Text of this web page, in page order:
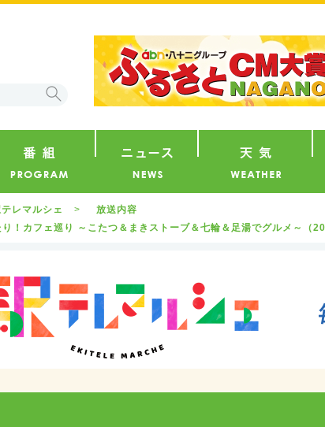
レマルシェ
放送内容
！カフェ巡り ～こたつ＆まきストーブ＆七輪＆足湯でグルメ～（